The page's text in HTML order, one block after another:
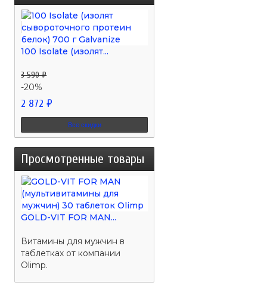
100 Isolate (изолят...
3 590 ₽
-20%
2 872 ₽
Все скидки
Просмотренные товары
GOLD-VIT FOR MAN...
Витамины для мужчин в
таблетках от компании
Olimp.